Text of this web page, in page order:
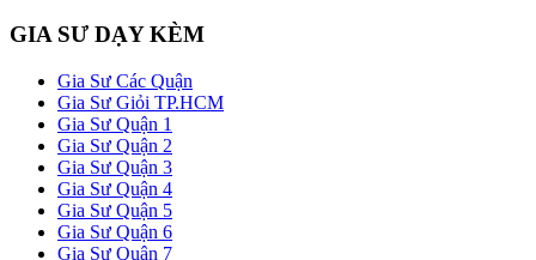
GIA SƯ DẠY KÈM
Gia Sư Các Quận
Gia Sư Giỏi TP.HCM
Gia Sư Quận 1
Gia Sư Quận 2
Gia Sư Quận 3
Gia Sư Quận 4
Gia Sư Quận 5
Gia Sư Quận 6
Gia Sư Quận 7